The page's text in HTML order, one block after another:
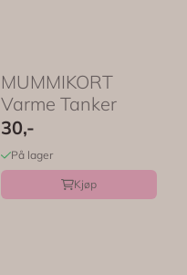
MUMMIKORT 
Varme Tanker
30,-
På lager
Kjøp